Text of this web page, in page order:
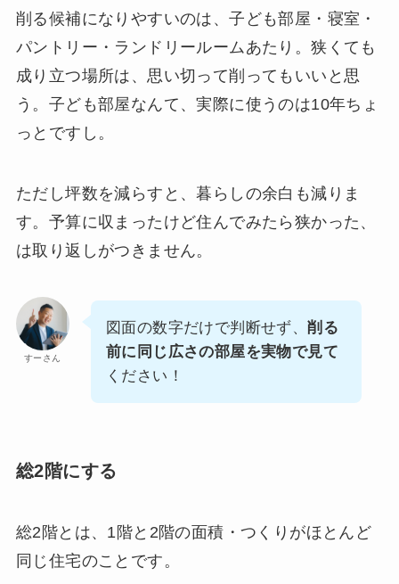
削る候補になりやすいのは、子ども部屋・寝室・
パントリー・ランドリールームあたり。狭くても
成り立つ場所は、思い切って削ってもいいと思
う。子ども部屋なんて、実際に使うのは10年ちょ
っとですし。
ただし坪数を減らすと、暮らしの余白も減りま
す。予算に収まったけど住んでみたら狭かった、
は取り返しがつきません。
すーさん
図面の数字だけで判断せず、削る
前に同じ広さの部屋を実物で見て
ください！
総2階にする
総2階とは、1階と2階の面積・つくりがほとんど
同じ住宅のことです。